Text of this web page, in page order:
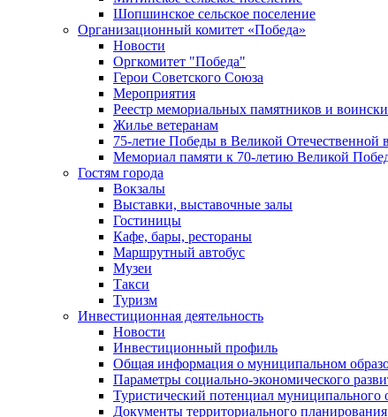
Шопшинское сельское поселение
Организационный комитет «Победа»
Новости
Оргкомитет "Победа"
Герои Советского Союза
Мероприятия
Реестр мемориальных памятников и
Жилье ветеранам
75-летие Победы в Великой Отечественной
Мемориал памяти к 70-летию Великой
Гостям города
Вокзалы
Выставки, выставочные залы
Гостиницы
Кафе, бары, рестораны
Маршрутный автобус
Музеи
Такси
Туризм
Инвестиционная деятельность
Новости
Инвестиционный профиль
Общая информация о муниципальном
Параметры социально-экономического
Туристический потенциал муниципального
Документы территориального